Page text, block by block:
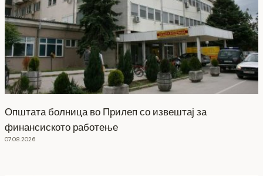
Општата болница во Прилеп со извештај за
финансиското работење
07.08.2026